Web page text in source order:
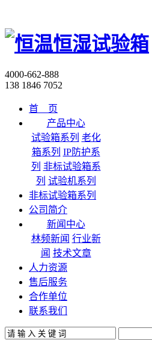
4000-662-888
138 1846 7052
首 页
产品中心
试验箱系列 老化
箱系列 IP防护系
列 非标试验箱系
列 试验机系列
非标试验箱系列
公司简介
新闻中心
林频新闻 行业新
闻 技术文章
人力资源
售后服务
合作单位
联系我们